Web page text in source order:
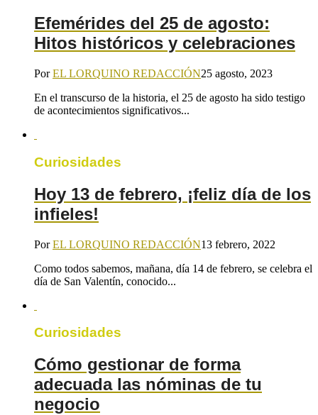
Efemérides del 25 de agosto:
Hitos históricos y celebraciones
PorEL LORQUINO REDACCIÓN25 agosto, 2023
En el transcurso de la historia, el 25 de agosto ha sido testigo
de acontecimientos significativos...
Curiosidades
Hoy 13 de febrero, ¡feliz día de los
infieles!
PorEL LORQUINO REDACCIÓN13 febrero, 2022
Como todos sabemos, mañana, día 14 de febrero, se celebra el
día de San Valentín, conocido...
Curiosidades
Cómo gestionar de forma
adecuada las nóminas de tu
negocio